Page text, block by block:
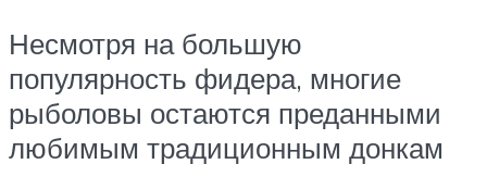
Несмотря на большую
популярность фидера, многие
рыболовы остаются преданными
любимым традиционным донкам